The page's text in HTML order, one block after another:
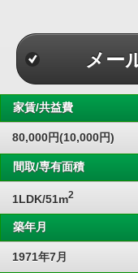
メー
家賃/共益費
80,000円(10,000円)
間取/専有面積
1LDK/51m2
築年月
1971年7月